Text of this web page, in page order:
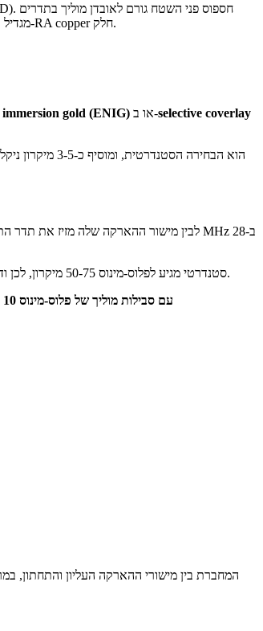
גבוהים דרך אפקט העור. ב-28 GHz, עומק העור בנחושת הוא כ-0.4 מיקרון, ולכן חספוס פני שטח של 1-2 מיקרון (טיפוסי ל-ED copper) מגדיל את האובדן ב-20-40% בהשוואה ל-RA copper חלק.
נחושת חשופה עם immersion gold (ENIG) או ב-selective coverlay
ציינו סבילות registration בין שכבות של פלוס-מינוס 25 מיקרון לתכנוני Flex בתדרי mmWave. ייצור Flex סטנדרטי מגיע לפלוס-מינוס 50-75 מיקרון, לכן ודאו שהיצרן יכול לעמוד בדרישות ההדוקות יותר לפני סגירת התכנון.